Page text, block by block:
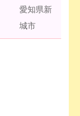
愛知県新
城市